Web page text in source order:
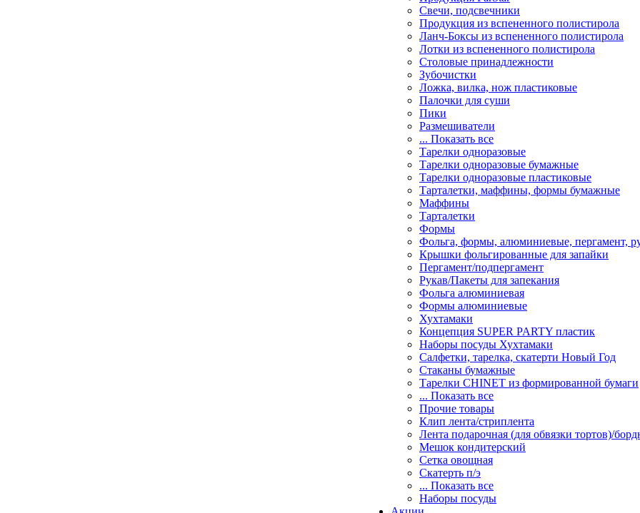
Свечи, подсвечники
Продукция из вспененного полистирола
Ланч-Боксы из вспененного полистирола
Лотки из вспененного полистирола
Столовые принадлежности
Зубочистки
Ложка, вилка, нож пластиковые
Палочки для суши
Пики
Размешиватели
... Показать все
Тарелки одноразовые
Тарелки одноразовые бумажные
Тарелки одноразовые пластиковые
Тарталетки, маффины, формы бумажные
Маффины
Тарталетки
Формы
Фольга, формы, алюминиевые, пергамент,
Крышки фольгированные для запайки
Пергамент/подпергамент
Рукав/Пакеты для запекания
Фольга алюминиевая
Формы алюминиевые
Хухтамаки
Концепция SUPER PARTY пластик
Наборы посуды Хухтамаки
Салфетки, тарелка, скатерти Новый Год
Стаканы бумажные
Тарелки CHINET из формированной бумаги
... Показать все
Прочие товары
Клип лента/стриплента
Лента подарочная (для обвязки тортов)/
Мешок кондитерский
Сетка овощная
Скатерть п/э
... Показать все
Наборы посуды